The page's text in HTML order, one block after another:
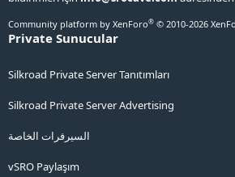
Community platform by XenForo® © 2010-2026
Private Sunucular
Silkroad Private Server Tanıtımları
Silkroad Private Server Advertising
السيرفرات الخاصة
vSRO Paylaşım